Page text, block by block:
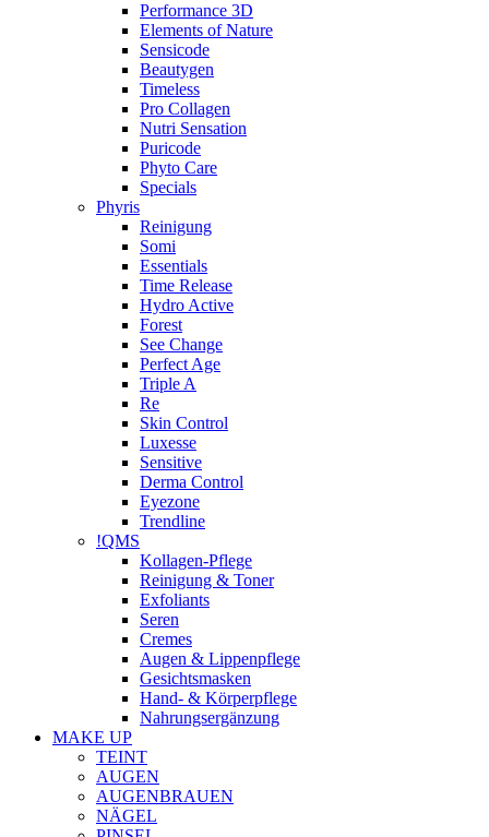
Performance 3D
Elements of Nature
Sensicode
Beautygen
Timeless
Pro Collagen
Nutri Sensation
Puricode
Phyto Care
Specials
Phyris
Reinigung
Somi
Essentials
Time Release
Hydro Active
Forest
See Change
Perfect Age
Triple A
Re
Skin Control
Luxesse
Sensitive
Derma Control
Eyezone
Trendline
!QMS
Kollagen-Pflege
Reinigung & Toner
Exfoliants
Seren
Cremes
Augen & Lippenpflege
Gesichtsmasken
Hand- & Körperpflege
Nahrungsergänzung
MAKE UP
TEINT
AUGEN
AUGENBRAUEN
NÄGEL